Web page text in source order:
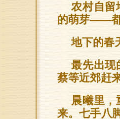
农村自留
的萌芽——都
地下的春
最先出现
蔡等近郊赶
晨曦里，
来。七手八